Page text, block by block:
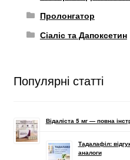
Пролонгатор
Сіаліс та Дапоксетин
Популярні статті
Відаліста 5 мг — повна
Тадалафіл:
аналоги